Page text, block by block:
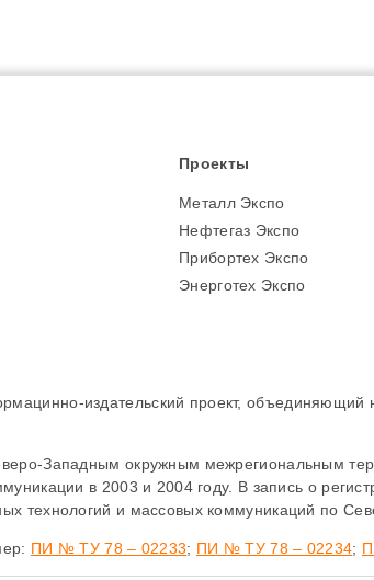
Проекты
Металл Экспо
Нефтегаз Экспо
Прибортех Экспо
Энерготех Экспо
ПИ № ТУ 78 – 02233; ПИ № ТУ 78 – 02234;
Западным окружным межрегиональным
в 2003 и 2004 году. В запись о
технологий и массовых коммуникаций по
издательский проект, объединяющий